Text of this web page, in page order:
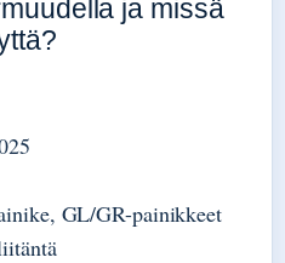
ja missä
GL/GR-painikkeet